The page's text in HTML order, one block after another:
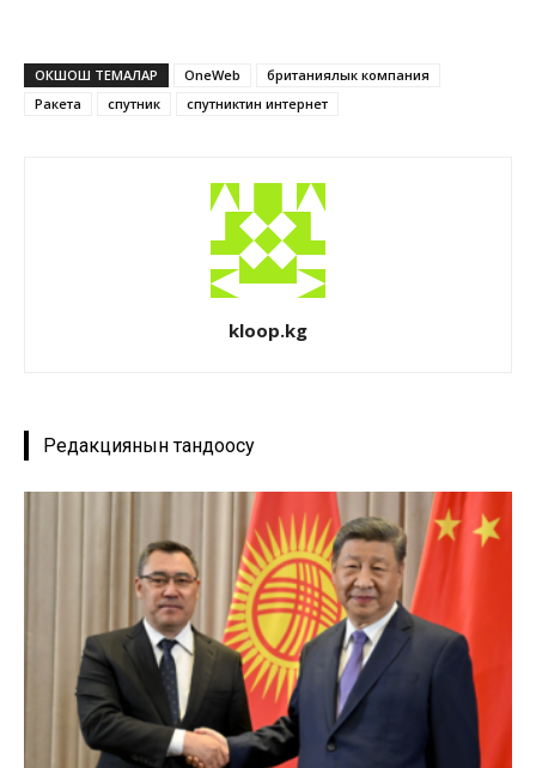
ОКШОШ ТЕМАЛАР OneWeb
британиялык компания
Ракета
спутник спутниктин интернет
kloop.kg
Редакциянын тандоосу